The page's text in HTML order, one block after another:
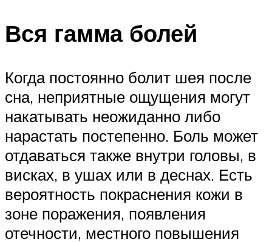
Вся гамма болей
Когда постоянно болит шея после
сна, неприятные ощущения могут
накатывать неожиданно либо
нарастать постепенно. Боль может
отдаваться также внутри головы, в
висках, в ушах или в деснах. Есть
вероятность покраснения кожи в
зоне поражения, появления
отечности, местного повышения